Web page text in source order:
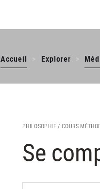
Accueil
Explorer
PHILOSOPHIE / COURS
Se